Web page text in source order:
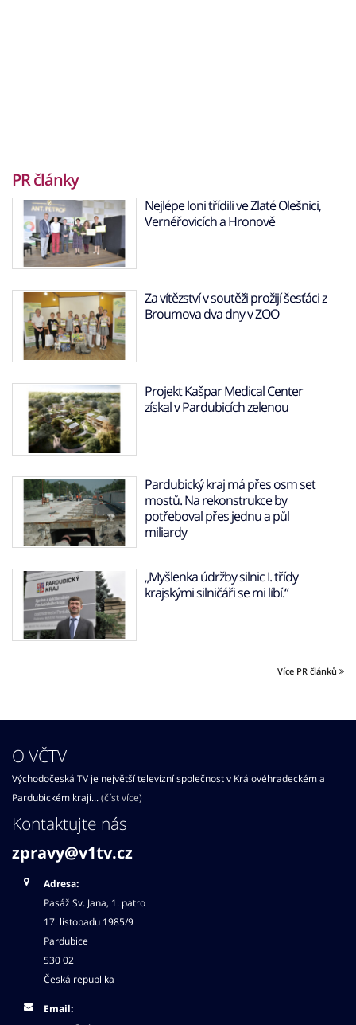
PR články
Nejlépe loni třídili ve Zlaté Olešnici,
Vernéřovicích a Hronově
Za vítězství v soutěži prožijí šesťáci z
Broumova dva dny v ZOO
Projekt Kašpar Medical Center
získal v Pardubicích zelenou
Pardubický kraj má přes osm set
mostů. Na rekonstrukce by
potřeboval přes jednu a půl
miliardy
„Myšlenka údržby silnic I. třídy
krajskými silničáři se mi líbí.“
Více PR článků
O VČTV
Východočeská TV je největší televizní společnost v Královéhradeckém a
Pardubickém kraji... (číst více)
Kontaktujte nás
zpravy@v1tv.cz
Adresa:
Pasáž Sv. Jana, 1. patro
17. listopadu 1985/9
Pardubice
530 02
Česká republika
Email: